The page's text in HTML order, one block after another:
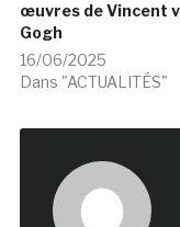
œuvres de Vincent
Gogh
16/06/2025
Dans "ACTUALITÉS"